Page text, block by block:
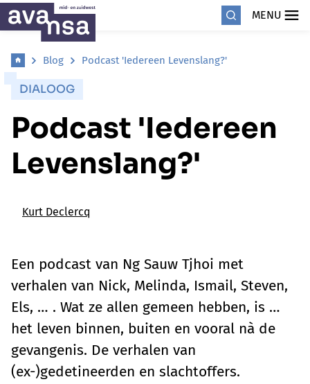
MENU
Blog Podcast 'Iedereen Levenslang?'
DIALOOG
Podcast 'Iedereen
Levenslang?'
Kurt Declercq
Een podcast van Ng Sauw Tjhoi met
verhalen van Nick, Melinda, Ismail, Steven,
Els, … . Wat ze allen gemeen hebben, is …
het leven binnen, buiten en vooral nà de
gevangenis. De verhalen van
(ex-)gedetineerden en slachtoffers.